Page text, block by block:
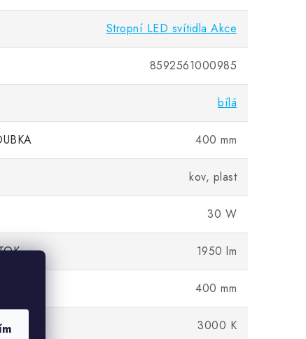
Stropní LED svítidla Akce
8592561000985
bílá
400 mm
kov, plast
30 W
1950 lm
400 mm
3000 K